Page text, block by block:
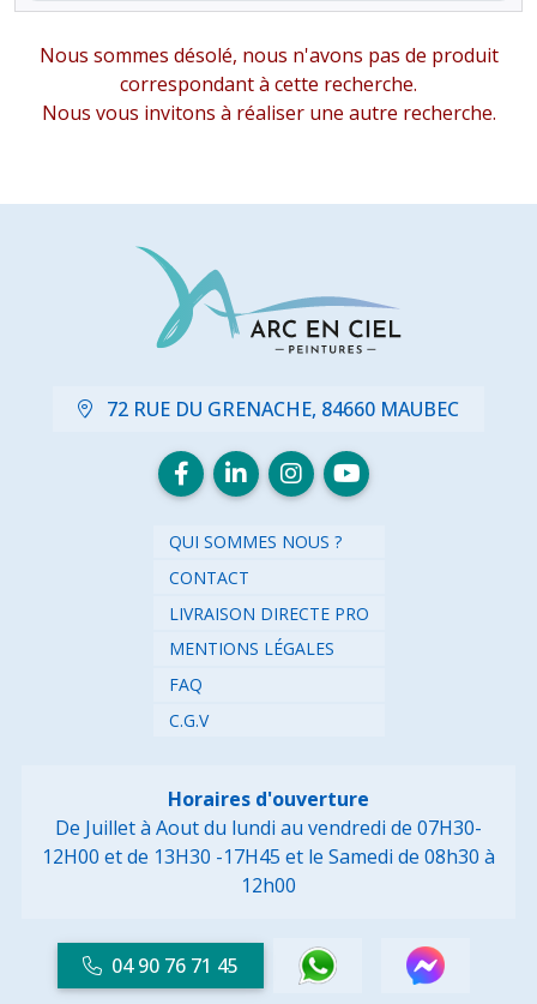
Nous sommes désolé, nous n'avons pas de produit
correspondant à cette recherche.
Nous vous invitons à réaliser une autre recherche.
72 RUE DU GRENACHE, 84660 MAUBEC
QUI SOMMES NOUS ?
CONTACT
LIVRAISON DIRECTE PRO
MENTIONS LÉGALES
FAQ
C.G.V
Horaires d'ouverture
De Juillet à Aout du lundi au vendredi de 07H30-
12H00 et de 13H30 -17H45 et le Samedi de 08h30 à
12h00
04 90 76 71 45